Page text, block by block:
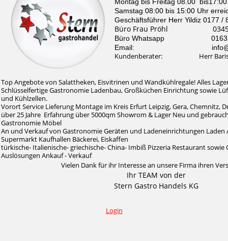
Samstag 08:00 bis 15:00 Uhr
Geschäftsführer Herr Yildiz 0177 /
Büro Frau Pröhl 0345 /
Büro Whatsapp 0163 /
Email: info@stern-
Kundenberater: Herr Baris
Top Angebote von Salattheken, Eisvitrinen und Wandkühlregale! Alles
Schlüsselfertige Gastronomie Ladenbau, Großküchen Einrichtung sowie
und Kühlzellen.
Vorort Service Lieferung Montage im Kreis Erfurt Leipzig, Gera, Chemnitz,
über 25 Jahre Erfahrung über 5000qm Showrom & Lager Neu und
Gastronomie Möbel
An und Verkauf von Gastronomie Geräten und Ladeneinrichtungen
Supermarkt Kaufhallen Bäckerei, Eiskaffen
türkische- Italienische- griechische- China- Imbiß Pizzeria Restaurant sowie
Auslösungen Ankauf - Verkauf
Vielen Dank für ihr Interesse an unsere Firma ihren
Ihr TEAM von der
Stern Gastro Handels KG
Login